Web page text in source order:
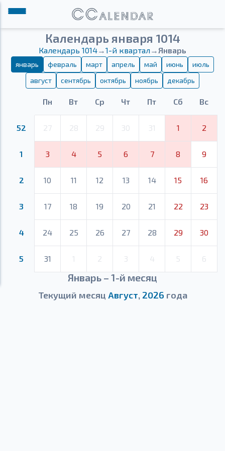
Календарь января 1014
Календарь 1014→1-й квартал→ Январь
январь февраль март апрель май июнь
июль
август
сентябрь октябрь ноябрь декабрь
Пн Вт Ср Чт Пт Сб Вс
52 27 28 29 30 31 1 2
1 3 4 5 6 7 8 9
2 10 11 12 13 14 15 16
3 17 18 19 20 21 22 23
4 24 25 26 27 28 29 30
5 31 1 2 3 4 5 6
Январь – 1-й месяц
Текущий месяц Август, 2026 года